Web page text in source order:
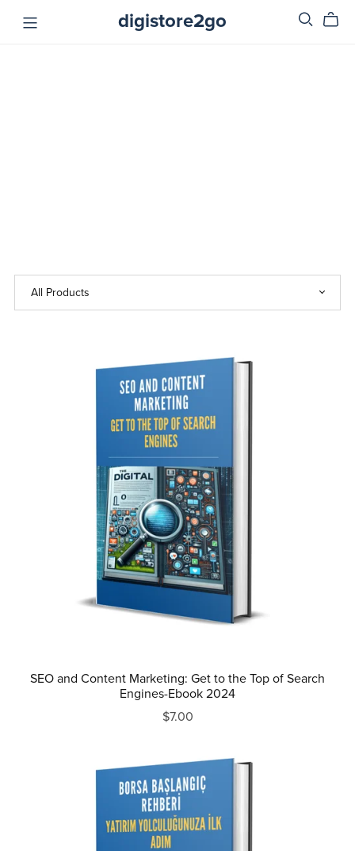
digistore2go
SEO and Content Marketing: Get to the Top of Search
Engines-Ebook 2024
$7.00